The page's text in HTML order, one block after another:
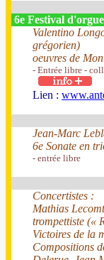
6e Festival
Valentino
grégorien)
oeuvres de
- Entrée libre -
Lien :
Jean-Marc
6e Sonate en
- entrée libre
Concertistes :
Mathias
trompettiste («
Victoires de la
Compositions